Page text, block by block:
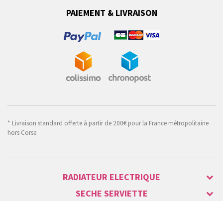
PAIEMENT & LIVRAISON
* Livraison standard offerte à partir de 200€ pour la France métropolitaine
hors Corse
RADIATEUR ELECTRIQUE
SECHE SERVIETTE